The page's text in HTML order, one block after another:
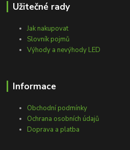
Užitečné rady
Jak nakupovat
Slovník pojmů
Výhody a nevýhody LED
Informace
Obchodní podmínky
Ochrana osobních údajů
Doprava a platba